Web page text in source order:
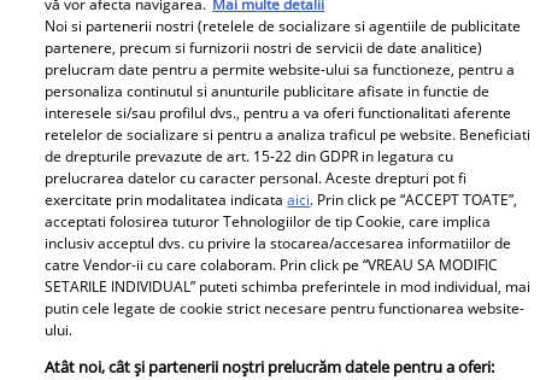
vă vor afecta navigarea. Mai multe detalii
Noi si partenerii nostri (retelele de socializare si agentiile de publicitate
partenere, precum si furnizorii nostri de servicii de date analitice)
prelucram date pentru a permite website-ului sa functioneze, pentru a
personaliza continutul si anunturile publicitare afisate in functie de
interesele si/sau profilul dvs., pentru a va oferi functionalitati aferente
retelelor de socializare si pentru a analiza traficul pe website. Beneficiati
de drepturile prevazute de art. 15-22 din GDPR in legatura cu
prelucrarea datelor cu caracter personal. Aceste drepturi pot fi
exercitate prin modalitatea indicataaici. Prin click pe “ACCEPT TOATE”,
acceptati folosirea tuturor Tehnologiilor de tip Cookie, care implica
inclusiv acceptul dvs. cu privire la stocarea/accesarea informatiilor de
catre Vendor-ii cu care colaboram. Prin click pe “VREAU SA MODIFIC
SETARILE INDIVIDUAL” puteti schimba preferintele in mod individual, mai
putin cele legate de cookie strict necesare pentru functionarea website-
ului.
Atât noi, cât și partenerii noștri prelucrăm datele pentru a oferi: